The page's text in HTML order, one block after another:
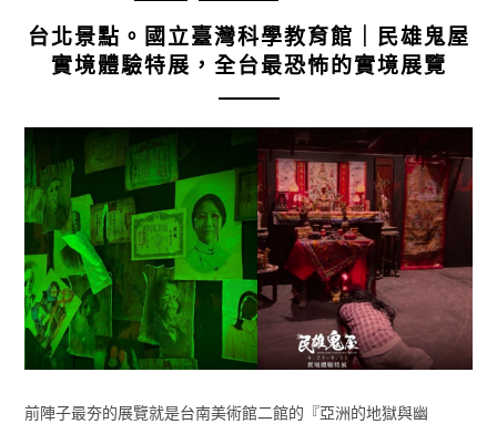
台北景點。國立臺灣科學教育館｜民雄鬼屋
實境體驗特展，全台最恐怖的實境展覽
前陣子最夯的展覽就是台南美術館二館的『亞洲的地獄與幽